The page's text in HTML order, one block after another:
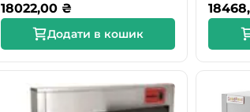
18022,00 ₴
Додати в кошик